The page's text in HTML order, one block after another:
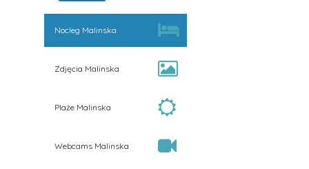
Nocleg Malinska
Zdjęcia Malinska
Plaże Malinska
Webcams Malinska